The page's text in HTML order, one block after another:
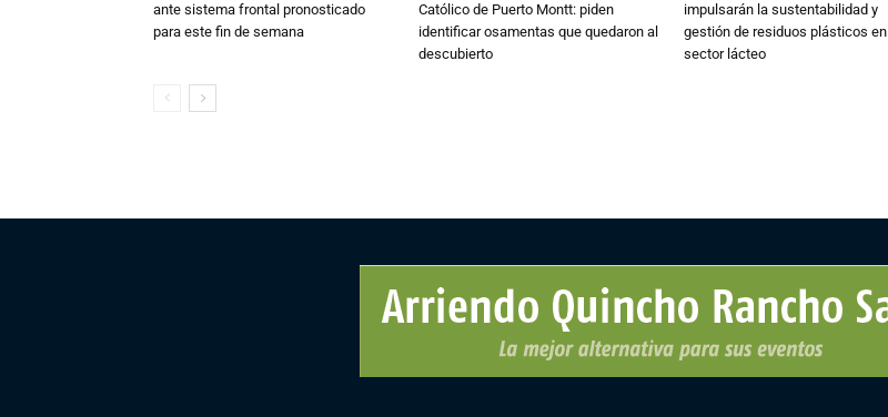
ante sistema frontal pronosticado
para este fin de semana
Católico de Puerto Montt: piden
identificar osamentas que quedaron al
descubierto
impulsarán la sustentabilidad y
gestión de residuos plásticos en
sector lácteo